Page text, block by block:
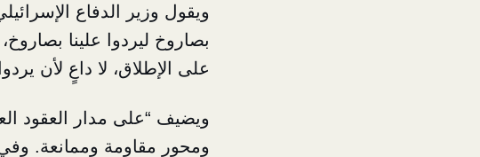
ويقول وزير الدفاع
بصاروخ ليردوا علينا
على الإطلاق، لا داعٍ لأن
ويضيف “على مدار العقود
ومحور مقاومة وممانعة. وفي